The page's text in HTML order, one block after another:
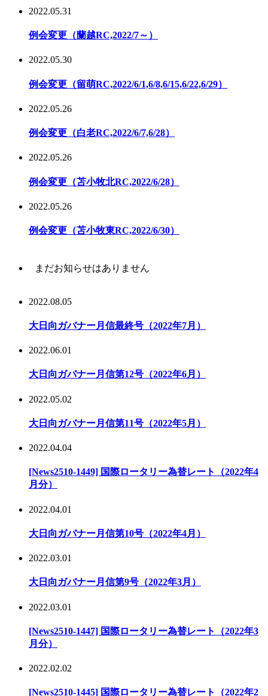
2022.05.31
例会変更（蘭越RC,2022/7～）
2022.05.30
例会変更（留萌RC,2022/6/1,6/8,6/15,6/22,6/29）
2022.05.26
例会変更（白老RC,2022/6/7,6/28）
2022.05.26
例会変更（苫小牧北RC,2022/6/28）
2022.05.26
例会変更（苫小牧東RC,2022/6/30）
まだお知らせはありません
2022.08.05
大日向ガバナー月信最終号（2022年7月）
2022.06.01
大日向ガバナー月信第12号（2022年6月）
2022.05.02
大日向ガバナー月信第11号（2022年5月）
2022.04.04
[News2510-1449] 国際ロータリー為替レート（2022年4
月分）
2022.04.01
大日向ガバナー月信第10号（2022年4月）
2022.03.01
大日向ガバナー月信第9号（2022年3月）
2022.03.01
[News2510-1447] 国際ロータリー為替レート（2022年3
月分）
2022.02.02
[News2510-1445] 国際ロータリー為替レート（2022年2